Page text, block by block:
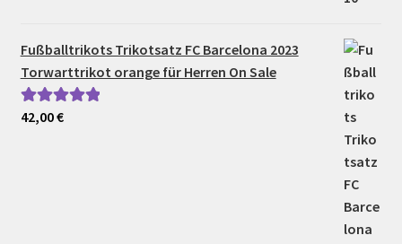
Fußballtrikots Trikotsatz FC Barcelona 2023
Torwarttrikot orange für Herren On Sale
Bewertet mit
42,00€